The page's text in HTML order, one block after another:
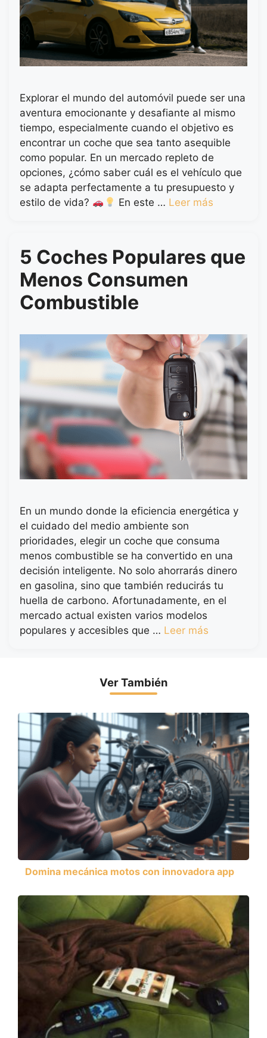
Explorar el mundo del automóvil puede ser una
aventura emocionante y desafiante al mismo
tiempo, especialmente cuando el objetivo es
encontrar un coche que sea tanto asequible
como popular. En un mercado repleto de
opciones, ¿cómo saber cuál es el vehículo que
se adapta perfectamente a tu presupuesto y
estilo de vida?
En este … Leer más
5 Coches Populares que
Menos Consumen
Combustible
En un mundo donde la eficiencia energética y
el cuidado del medio ambiente son
prioridades, elegir un coche que consuma
menos combustible se ha convertido en una
decisión inteligente. No solo ahorrarás dinero
en gasolina, sino que también reducirás tu
huella de carbono. Afortunadamente, en el
mercado actual existen varios modelos
populares y accesibles que … Leer más
Ver También
Domina mecánica motos con innovadora app